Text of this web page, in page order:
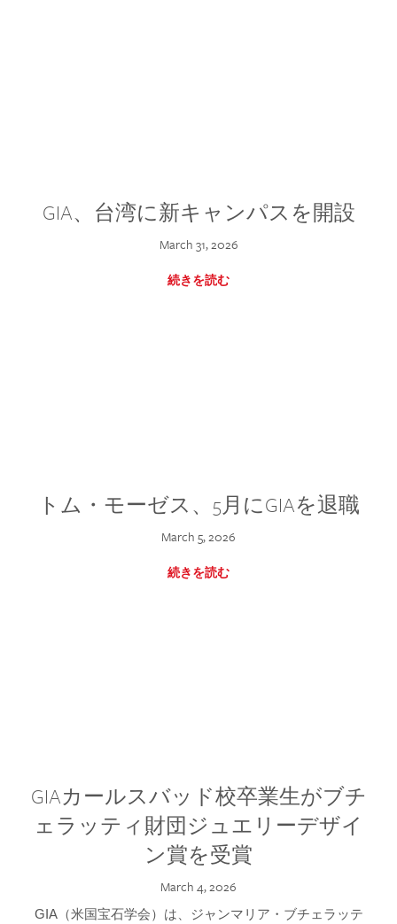
GIA、台湾に新キャンパスを開設
March 31, 2026
続きを読む
トム・モーゼス、5月にGIAを退職
March 5, 2026
続きを読む
GIAカールスバッド校卒業生がブチ
ェラッティ財団ジュエリーデザイ
ン賞を受賞
March 4, 2026
GIA（米国宝石学会）は、ジャンマリア・ブチェラッテ